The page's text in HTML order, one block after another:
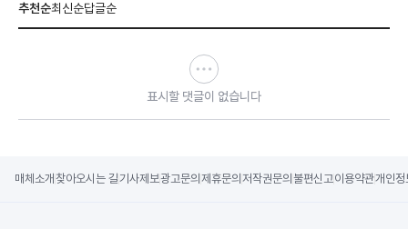
추천순최신순답글순
표시할 댓글이 없습니다
매체소개 찾아오시는 길기사제보광고문의 제휴문의 저작권문의 불편신고이용약관개인정